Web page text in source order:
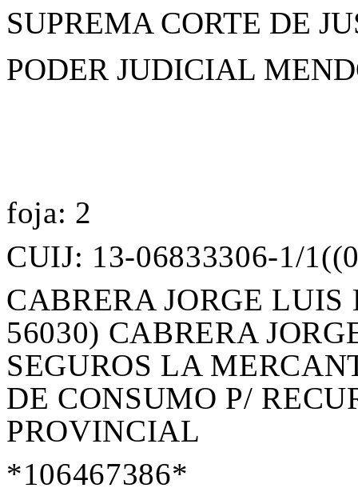
SUPREMA CORTE DE
PODER JUDICIAL
foja: 2
CUIJ: 13-06833306-1/
CABRERA JORGE LUIS
56030) CABRERA
SEGUROS LA
DE CONSUMO P/
PROVINCIAL
*106467386*